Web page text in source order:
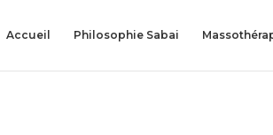
Accueil Philosophie Sabai